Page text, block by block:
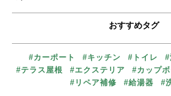
おすすめタグ
#カーポート #キッチン #トイレ #
#テラス屋根
#エクステリア #カップ
#リペア補修
#給湯器 #